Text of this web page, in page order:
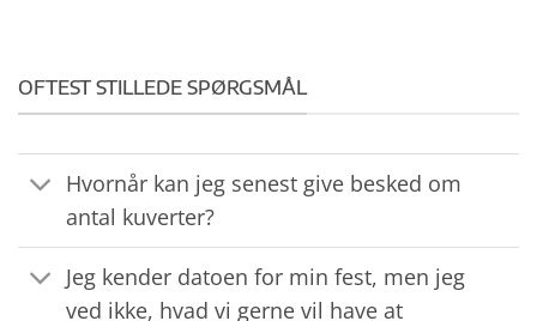
OFTEST STILLEDE SPØRGSMÅL
Hvornår kan jeg senest give besked om
antal kuverter?
Jeg kender datoen for min fest, men jeg
ved ikke, hvad vi gerne vil have at